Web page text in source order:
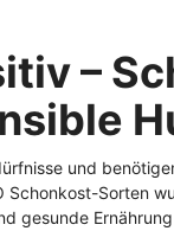
–
und
Schonkost-Sorten
gesunde